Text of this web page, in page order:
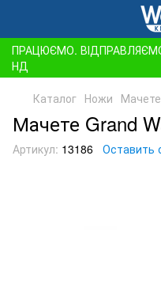
ПРАЦЮЄМО.
НД
Каталог Ножи Мачете
Мачете Grand
Артикул: 13186 Оставить